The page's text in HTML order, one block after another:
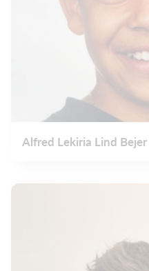
Alfred Lekiria Lind Bejer